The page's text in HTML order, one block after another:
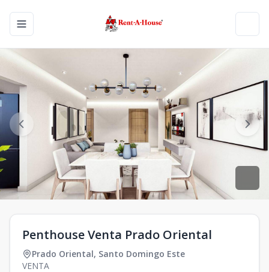
Toggle navigation menu
Penthouse Venta Prado Oriental
Prado Oriental, Santo Domingo Este
VENTA